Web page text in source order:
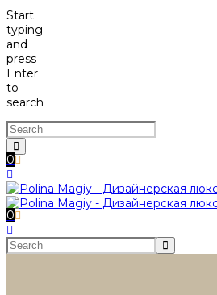
Start
typing
and
press
Enter
to
search
0
0